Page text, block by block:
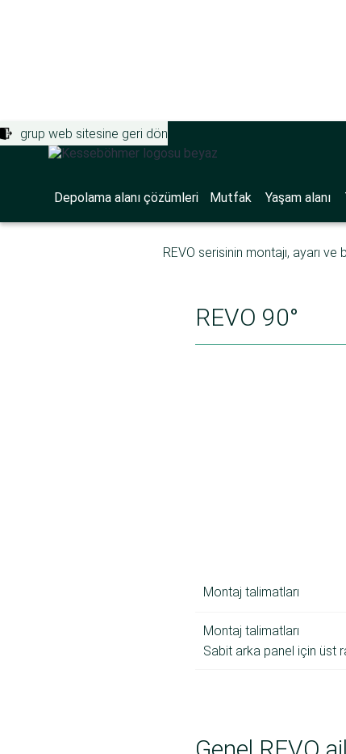
grup web sitesine geri dön
Depolama alanı çözümleri Mutfak Yaşam alanı
Depolama alanı çözümleri
REVO
REVO serisinin montajı, ayarı
REVO 90°
Montaj talimatları
Montaj talimatları
Sabit arka panel için üst